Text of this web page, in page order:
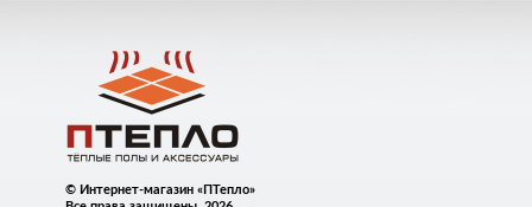
© Интернет-магазин «ПТепло»